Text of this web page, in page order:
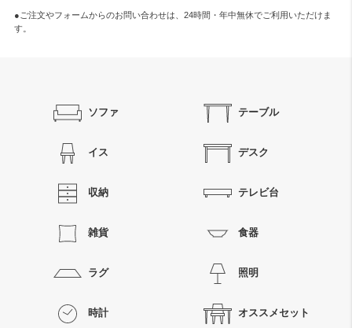
●ご注文やフォームからのお問い合わせは、 24時間・年中無休でご利用いただけま
す。
ソファ テーブル
イス デスク
収納 テレビ台
雑貨 食器
ラグ 照明
時計 オススメセット